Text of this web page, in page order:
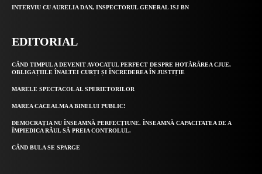
INTERVIU CU AURELIA DAN, INSPECTORUL GENERAL ISJ BN
EDITORIAL
CÂND TIMPUL A DEVENIT AVOCATUL PERFECT DESPRE HOTĂRÂREA CJUE,
OBLIGAȚIILE ÎNALTEI CURȚI ȘI ÎNCREDEREA ÎN JUSTIȚIE
MARELE SPECTACOL AL SPERIETORILOR
MAREA CACEALMA A BINELUI PUBLIC!
DEMOCRAȚIA NU ÎNSEAMNĂ PERFECȚIUNE. ÎNSEAMNĂ CAPACITATEA DE A
ÎMPIEDICA RĂUL SĂ PREIA CONTROLUL.
CÂND BULA SE SPARGE